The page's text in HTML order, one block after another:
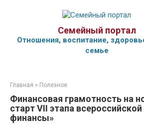
Семейный портал
Отношения, воспитание,
семье
Главная » Полезное
Финансовая грамотность на
старт VII этапа
финансы»